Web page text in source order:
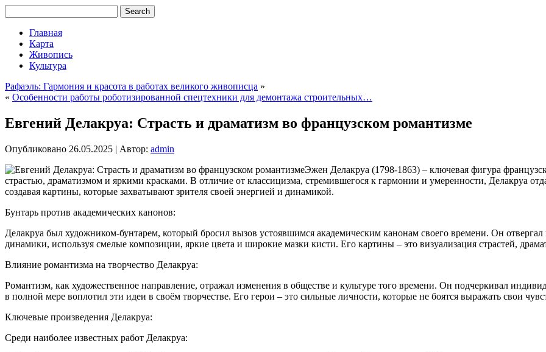
Главная
Карта
Живопись
Культура
Рафаэль: Гармония и красота в работах великого живописца »
« Особенности работы роботизированной спецтехники для демонтажа строительных…
Евгений Делакруа: Страсть и драматизм во французском романтизме
Опубликовано 26.05.2025 | Автор: admin
Эжен Делакруа (1798-1863) – ключевая фигура
страстью, драматизмом и яркими красками. В отличие от классицизма, стремившегося к гармонии и умеренности, Делакруа
создавая картины, которые захватывают зрителя своей энергией и динамикой.
Бунтарь против академических канонов:
Делакруа был художником-бунтарем, который бросил вызов устоявшимся академическим канонам своего времени. Он
динамики, используя смелые композиции, яркие цвета и широкие мазки кисти. Его картины – это визуализация страстей,
Влияние романтизма на творчество Делакруа:
Романтизм, как художественное направление, отражал изменения в обществе и культуре того времени. Он подчеркивал
в полной мере воплотил эти идеи в своём творчестве. Его герои – это сильные личности, которые не боятся выражать свои
Ключевые произведения Делакруа:
Среди наиболее известных работ Делакруа: